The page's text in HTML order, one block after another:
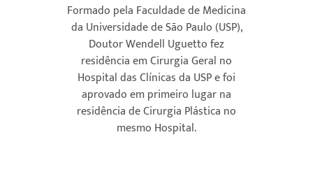
Formado pela Faculdade de Medicina
da Universidade de São Paulo (USP),
Doutor Wendell Uguetto fez
residência em Cirurgia Geral no
Hospital das Clínicas da USP e foi
aprovado em primeiro lugar na
residência de Cirurgia Plástica no
mesmo Hospital.